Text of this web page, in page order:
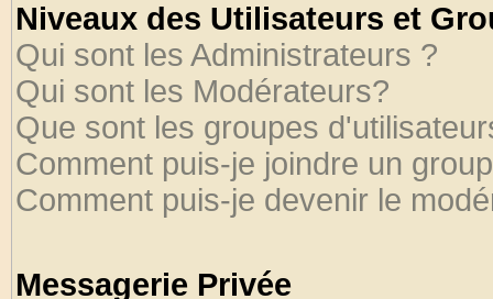
Niveaux des Utilisateurs et
Qui sont les Administrateurs ?
Qui sont les Modérateurs?
Que sont les groupes
Comment puis-je joindre un
Comment puis-je devenir le
Messagerie Privée